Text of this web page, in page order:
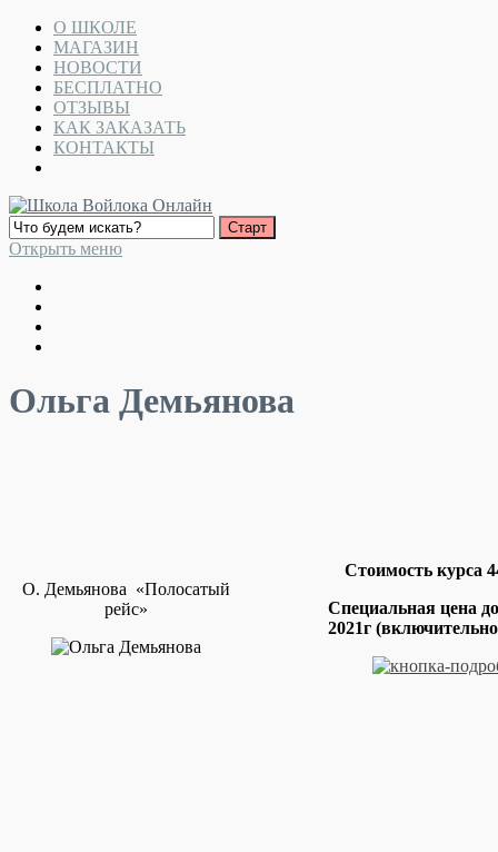
О ШКОЛЕ
МАГАЗИН
НОВОСТИ
БЕСПЛАТНО
ОТЗЫВЫ
КАК ЗАКАЗАТЬ
КОНТАКТЫ
Открыть меню
Ольга Демьянова
О. Демьянова «Полосатый
рейс»
Стоимость курса
Специальная цена до
2021г